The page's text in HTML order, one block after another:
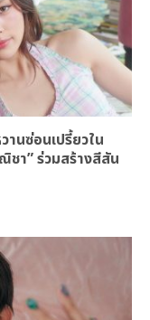
านซ่อนเปรี้ยวใน
ชา” ร่วมสร้างสีสัน